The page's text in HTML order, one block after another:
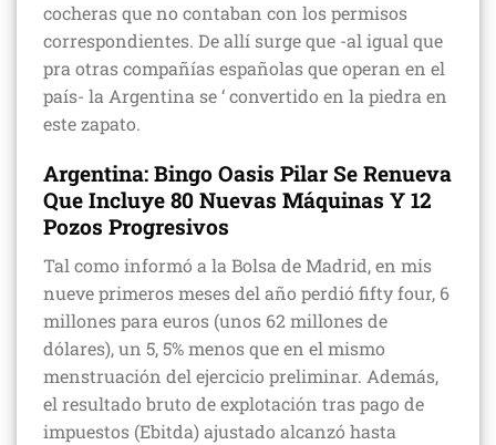
cocheras que no contaban con los permisos
correspondientes. De allí surge que -al igual que
pra otras compañías españolas que operan en el
país- la Argentina se ‘ convertido en la piedra en
este zapato.
Argentina: Bingo Oasis Pilar Se Renueva
Que Incluye 80 Nuevas Máquinas Y 12
Pozos Progresivos
Tal como informó a la Bolsa de Madrid, en mis
nueve primeros meses del año perdió fifty four, 6
millones para euros (unos 62 millones de
dólares), un 5, 5% menos que en el mismo
menstruación del ejercicio preliminar. Además,
el resultado bruto de explotación tras pago de
impuestos (Ebitda) ajustado alcanzó hasta